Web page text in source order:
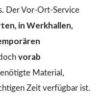
Der Vor-Ort-Service
in Werkhallen,
vorab
Material,
Zeit verfügbar ist.